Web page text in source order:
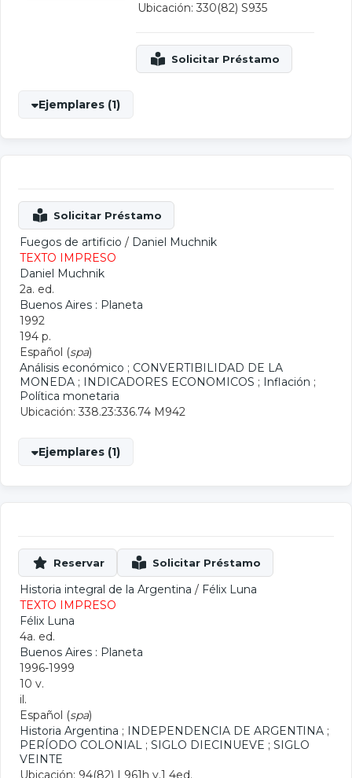
Ubicación: 330(82) S935
Ejemplares (1)
Fuegos de artificio / Daniel Muchnik
TEXTO IMPRESO
Daniel Muchnik
2a. ed.
Buenos Aires : Planeta
1992
194 p.
Español (spa)
Análisis económico ; CONVERTIBILIDAD DE LA
MONEDA ; INDICADORES ECONOMICOS ; Inflación ;
Política monetaria
Ubicación: 338.23:336.74 M942
Ejemplares (1)
Historia integral de la Argentina / Félix Luna
TEXTO IMPRESO
Félix Luna
4a. ed.
Buenos Aires : Planeta
1996-1999
10 v.
il.
Español (spa)
Historia Argentina ; INDEPENDENCIA DE ARGENTINA ;
PERÍODO COLONIAL ; SIGLO DIECINUEVE ; SIGLO
VEINTE
Ubicación: 94(82) L961h v.1 4ed.